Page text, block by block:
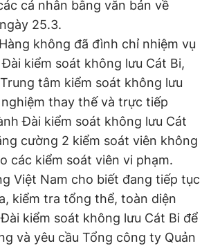
cá nhân bằng văn bản về
25.3.
không đã đình chỉ nhiệm vụ
kiểm soát không lưu Cát Bi,
tâm kiểm soát không lưu
thay thế và trực tiếp
Đài kiểm soát không lưu Cát
cường 2 kiểm soát viên không
các kiểm soát viên vi phạm.
Việt Nam cho biết đang tiếp tục
kiểm tra tổng thể, toàn diện
kiểm soát không lưu Cát Bi để
và yêu cầu Tổng công ty Quản